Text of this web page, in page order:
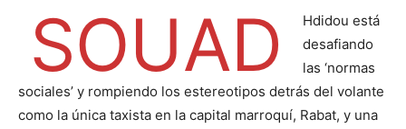
SOUAD
Hdidou está
desafiando
las ‘normas
sociales’ y rompiendo los estereotipos detrás del volante
como la única taxista en la capital marroquí, Rabat, y una